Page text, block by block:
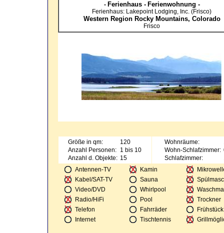
- Ferienhaus - Ferienwohnung -
Ferienhaus: Lakepoint Lodging, Inc. (Frisco)
Western Region Rocky Mountains, Colorado
Frisco
Größe in qm:
120
Anzahl Personen: 1 bis 10
Anzahl d. Objekte: 15
Wohnräume:
Wohn-Schlafzimmer:
Schlafzimmer:
Antennen-TV
Kamin
Kabel/SAT-TV
Sauna
Video/DVD
Whirlpool
Radio/HiFi
Pool
Trockner
Telefon
Fahrräder
Internet
Tischtennis